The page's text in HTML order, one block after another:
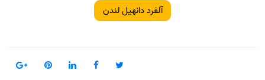
آلفرد دانهیل لندن